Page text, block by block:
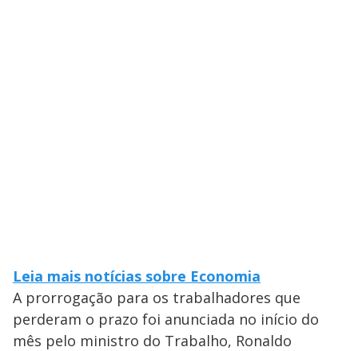
Leia mais notícias sobre Economia
A prorrogação para os trabalhadores que
perderam o prazo foi anunciada no início do
mês pelo ministro do Trabalho, Ronaldo